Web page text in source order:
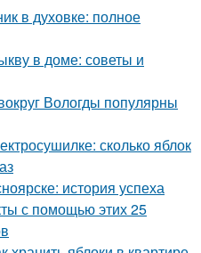
в духовке: полное
в доме: советы и
Вологды популярны
сколько яблок
история успеха
с помощью этих 25